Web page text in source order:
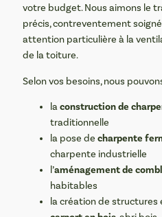
votre budget. Nous aimons le
précis, contreventement
attention particulière à la
de la toiture.
Selon vos besoins, nous
laconstruction de
traditionnelle
la pose decharpente
charpente industrielle
l’aménagement de
habitables
la création de